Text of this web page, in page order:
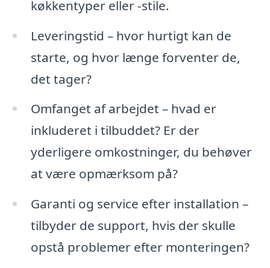
køkkentyper eller -stile.
Leveringstid – hvor hurtigt kan de
starte, og hvor længe forventer de,
det tager?
Omfanget af arbejdet – hvad er
inkluderet i tilbuddet? Er der
yderligere omkostninger, du behøver
at være opmærksom på?
Garanti og service efter installation –
tilbyder de support, hvis der skulle
opstå problemer efter monteringen?